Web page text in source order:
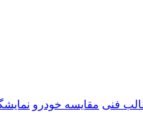
فنی مقایسه خودرو